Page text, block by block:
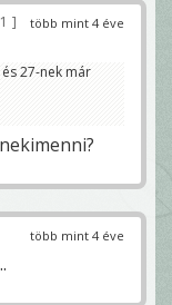
több mint 4 éve
27-nek már
több mint 4 éve